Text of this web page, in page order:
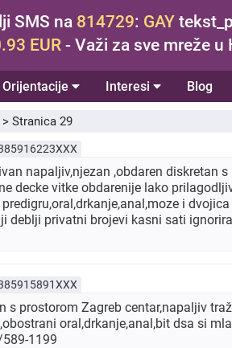
SMS na 814729: GAY
EUR - Važi za sve mreže u
Orijentacije Interesi Blog
> Stranica 29
napaljiv,njezan ,obdaren diskretan
decke vitke obdarenije lako
i
deblji privatni brojevi kasni sati
s prostorom Zagreb centar,napaljiv
oral,drkanje,anal,bit dsa si
1199